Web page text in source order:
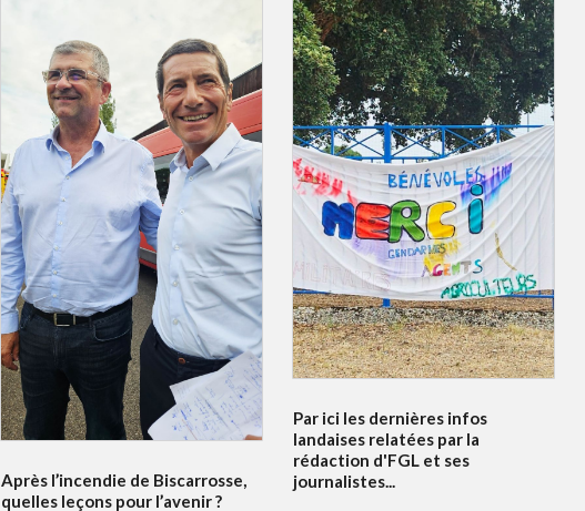
Après l’incendie de Biscarrosse,
quelles leçons pour l’avenir ?
Par ici les dernières infos
landaises relatées par la
rédaction d'FGL et ses
journalistes...